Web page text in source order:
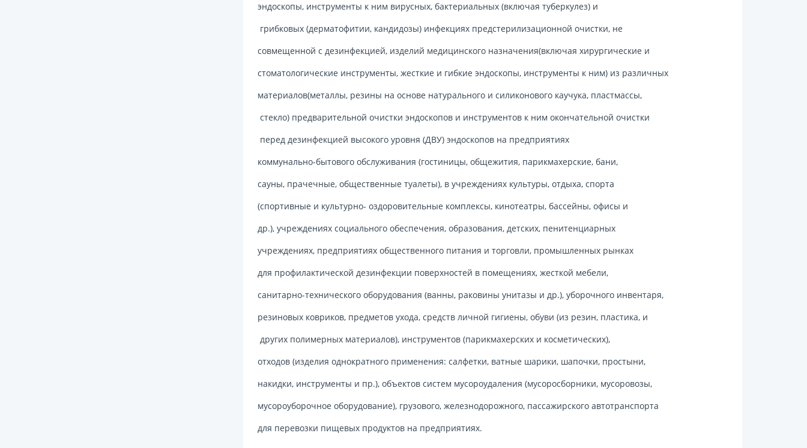
эндоскопы, инструменты к ним вирусных, бактериальных (включая туберкулез) и
грибковых (дерматофитии, кандидозы) инфекциях предстерилизационной очистки, не
совмещенной с дезинфекцией, изделий медицинского назначения(включая хирургические и
стоматологические инструменты, жесткие и гибкие эндоскопы, инструменты к ним) из различных
материалов(металлы, резины на основе натурального и силиконового каучука, пластмассы,
стекло) предварительной очистки эндоскопов и инструментов к ним окончательной очистки
перед дезинфекцией высокого уровня (ДВУ) эндоскопов на предприятиях
коммунально-бытового обслуживания (гостиницы, общежития, парикмахерские, бани,
сауны, прачечные, общественные туалеты), в учреждениях культуры, отдыха, спорта
(спортивные и культурно- оздоровительные комплексы, кинотеатры, бассейны, офисы и
др.), учреждениях социального обеспечения, образования, детских, пенитенциарных
учреждениях, предприятиях общественного питания и торговли, промышленных рынках
для профилактической дезинфекции поверхностей в помещениях, жесткой мебели,
санитарно-технического оборудования (ванны, раковины унитазы и др.), уборочного инвентаря,
резиновых ковриков, предметов ухода, средств личной гигиены, обуви (из резин, пластика, и
других полимерных материалов), инструментов (парикмахерских и косметических),
отходов (изделия однократного применения: салфетки, ватные шарики, шапочки, простыни,
накидки, инструменты и пр.), объектов систем мусороудаления (мусоросборники, мусоровозы,
мусороуборочное оборудование), грузового, железнодорожного, пассажирского автотранспорта
для перевозки пищевых продуктов на предприятиях.